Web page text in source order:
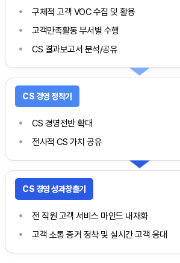
구체적 고객 VOC 수집 및 활용
고객만족활동 부서별 수행
CS 결과보고서 분석/공유
CS 경영전반 확대
전사적 CS 가치 공유
전 직원 고객 서비스 마인드 내재화
고객 소통 증거 정착 및 실시간 고객 응대